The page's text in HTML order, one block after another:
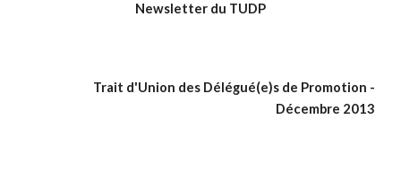
Newsletter du TUDP
Trait d'Union des Délégué(e)s de Promotion -
Décembre 2013